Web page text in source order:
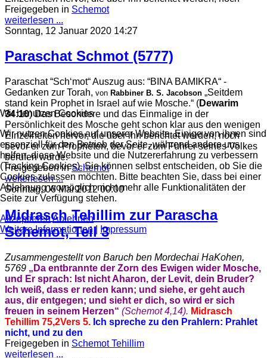
Freigegeben in Schemot
weiterlesen ...
Sonntag, 12 Januar 2020 14:27
Paraschat Schmot (5777)
Paraschat “Schʻmot“ Auszug aus: “BINA BAMIKRA“ -
Gedanken zur Torah, von Rabbiner B. S. Jacobson „Seitdem
stand kein Prophet in Israel auf wie Mosche.“ (Dewarim
34:10) Das Besondere und das Einmalige in der
Persönlichkeit des Mosche geht schon klar aus den wenigen
Einzelheiten hervor, die über ihn berichtet werden, noch
bevor er zum Propheten, bevor er zum Führer seines Volkes
berufen wurde.
Freigegeben in Schemot
weiterlesen ...
Sonntag, 06 Mai 2012 00:00
Midrasch Tehillim zur Parascha
Schemot, Teil 3
Zusammengestellt von Baruch ben Mordechai HaKohen,
5769 „Da entbrannte der Zorn des Ewigen wider Mosche,
und Er sprach: Ist nicht Aharon, der Levit, dein Bruder?
Ich weiß, dass er reden kann; und siehe, er geht auch
aus, dir entgegen; und sieht er dich, so wird er sich
freuen in seinem Herzen“ (Schemot 4,14). Midrasch
Tehillim 75,2Vers 5. Ich spreche zu den Prahlern: Prahlet
nicht, und zu den
Freigegeben in Schemot Tehillim
weiterlesen ...
Wir benutzen Cookies
Wir nutzen Cookies auf unserer Website. Einige von ihnen sind
essenziell für den Betrieb der Seite, während andere uns
helfen, diese Website und die Nutzererfahrung zu verbessern
(Tracking Cookies). Sie können selbst entscheiden, ob Sie die
Cookies zulassen möchten. Bitte beachten Sie, dass bei einer
Ablehnung womöglich nicht mehr alle Funktionalitäten der
Seite zur Verfügung stehen.
AkzeptierenAblehnen
Weitere Informationen| Impressum